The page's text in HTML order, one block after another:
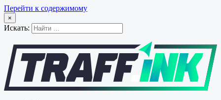
Перейти к содержимому
×
Искать: